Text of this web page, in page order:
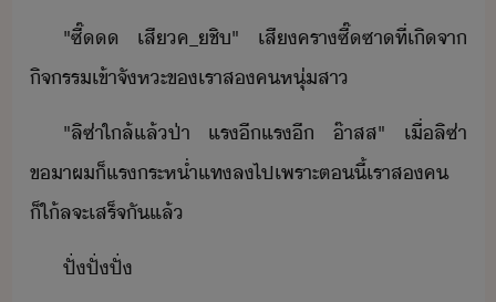
"​ซี๊​ ​เสีค​_​ชิ​"​ ​เสีครา​ซี๊​ซา​ที่เิ​จา​
ิจรรเข้าจัหะ​ข​เรา​ส​คหุ่สา
"​ลิ​ซ่า​ใล้​แล้​ป่า​ ​แร​ี​แร​ี​ ​๊า​สส​"​ ​เื่​ลิ​ซ่า​
ขา​ผ​็​แร​ระห่ำ​แท​ล​ไป​เพราะ​ตี้​เรา​ส​ค​
็ใ​้ล​จะ​เสร็จ​ั​แล้
ปั​่ปั​่ปั​่